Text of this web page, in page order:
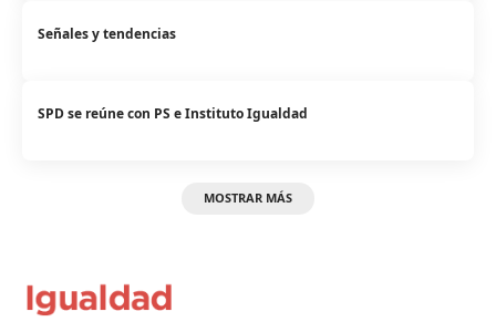
Señales y tendencias
SPD se reúne con PS e Instituto Igualdad
MOSTRAR MÁS